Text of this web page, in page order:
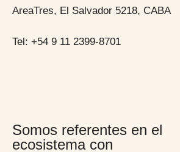
AreaTres, El Salvador 5218, CABA
Tel: +54 9 11 2399-8701
Somos referentes en el
ecosistema con